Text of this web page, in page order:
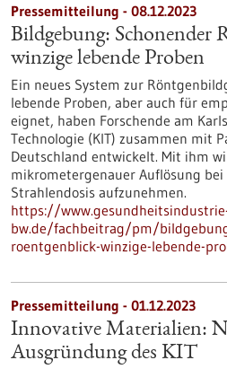
Pressemitteilung - 08.12.2023
Bildgebung: Schonender
winzige lebende Proben
Ein neues System zur
lebende Proben, aber auch für
eignet, haben Forschende am
Technologie (KIT) zusammen mit
Deutschland entwickelt. Mit ihm
mikrometergenauer Auflösung
Strahlendosis aufzunehmen.
https://
bw.de/fachbeitrag/pm/
roentgenblick-winzige-lebende-
Pressemitteilung - 01.12.2023
Innovative Materialien:
Ausgründung des KIT